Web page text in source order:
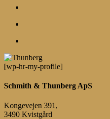
[wp-hr-my-profile]
Schmith & Thunberg ApS
Kongevejen 391,
3490 Kvistgård